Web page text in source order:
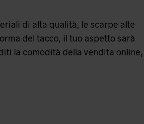
di alta qualità, le scarpe alte
del tacco, il tuo aspetto sarà
la comodità della vendita online,